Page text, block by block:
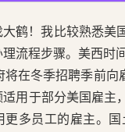
鹤！我比较熟悉美
流程步骤。美西时
在冬季招聘季前
用于部分美国雇主
多员工的雇主。国